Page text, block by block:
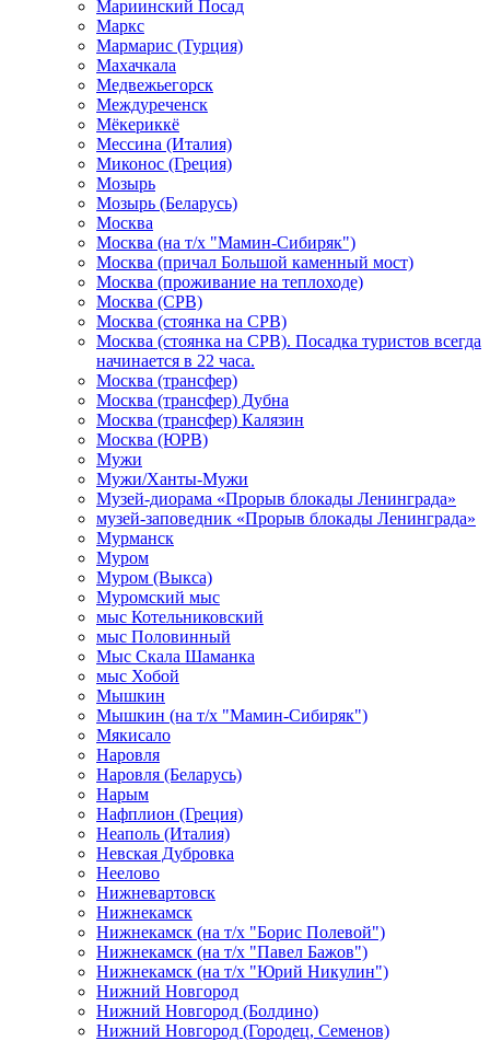
Мариинский Посад
Маркс
Мармарис (Турция)
Махачкала
Медвежьегорск
Междуреченск
Мёкериккё
Мессина (Италия)
Миконос (Греция)
Мозырь
Мозырь (Беларусь)
Москва
Москва (на т/х "Мамин-Сибиряк")
Москва (причал Большой каменный мост)
Москва (проживание на теплоходе)
Москва (СРВ)
Москва (стоянка на СРВ)
Москва (стоянка на СРВ). Посадка туристов всегда
начинается в 22 часа.
Москва (трансфер)
Москва (трансфер) Дубна
Москва (трансфер) Калязин
Москва (ЮРВ)
Мужи
Мужи/Ханты-Мужи
Музей-диорама «Прорыв блокады Ленинграда»
музей-заповедник «Прорыв блокады Ленинграда»
Мурманск
Муром
Муром (Выкса)
Муромский мыс
мыс Котельниковский
мыс Половинный
Мыс Скала Шаманка
мыс Хобой
Мышкин
Мышкин (на т/х "Мамин-Сибиряк")
Мякисало
Наровля
Наровля (Беларусь)
Нарым
Нафплион (Греция)
Неаполь (Италия)
Невская Дубровка
Неелово
Нижневартовск
Нижнекамск
Нижнекамск (на т/х "Борис Полевой")
Нижнекамск (на т/х "Павел Бажов")
Нижнекамск (на т/х "Юрий Никулин")
Нижний Новгород
Нижний Новгород (Болдино)
Нижний Новгород (Городец, Семенов)